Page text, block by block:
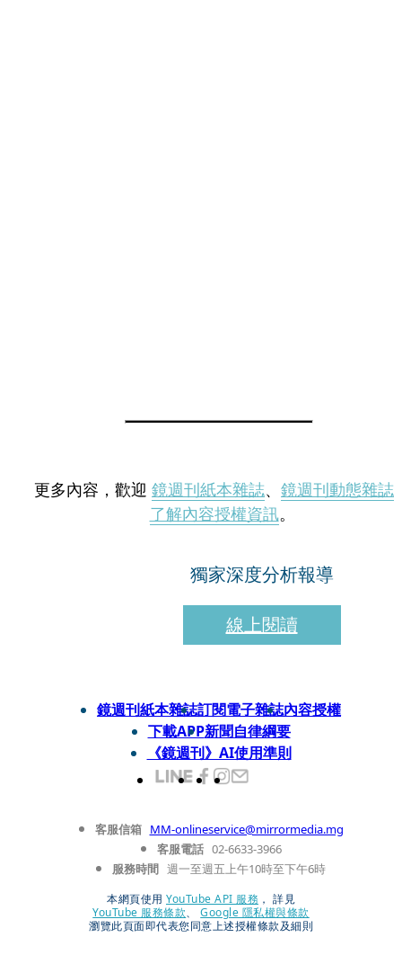
更多內容，歡迎 鏡週刊紙本雜誌、 鏡週刊動態雜誌
了解內容授權資訊。
獨家深度分析報導
線上閱讀
鏡週刊紙本雜誌訂閱電子雜誌內容授權
下載APP新聞自律綱要
《鏡週刊》AI使用準則
客服信箱 MM-onlineservice@mirrormedia.mg
客服電話 02-6633-3966
服務時間 週一至週五上午10時至下午6時
本網頁使用 YouTube API 服務 ， 詳見
YouTube 服務條款、
Google 隱私權與條款
瀏覽此頁面即代表您同意上述授權條款及細則